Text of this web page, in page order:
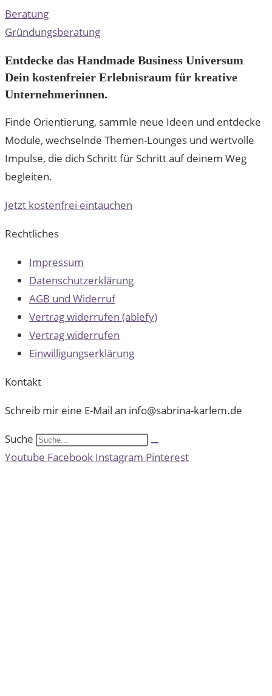
Beratung
Gründungsberatung
Entdecke das Handmade Business Universum
Dein kostenfreier Erlebnisraum für kreative
Unternehmerinnen.
Finde Orientierung, sammle neue Ideen und entdecke
Module, wechselnde Themen-Lounges und wertvolle
Impulse, die dich Schritt für Schritt auf deinem Weg
begleiten.
Jetzt kostenfrei eintauchen
Rechtliches
Impressum
Datenschutzerklärung
AGB und Widerruf
Vertrag widerrufen (ablefy)
Vertrag widerrufen
Einwilligungserklärung
Kontakt
Schreib mir eine E-Mail an info@sabrina-karlem.de
Suche
Youtube Facebook Instagram Pinterest